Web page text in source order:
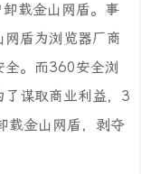
载金山网盾。事
盾为浏览器厂商
。而360安全浏
了谋取商业利益，3
载金山网盾，剥夺